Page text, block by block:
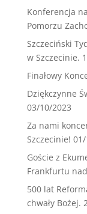
Konferencja
Pomorzu
Szczeciński
w Szczecinie.
Finałowy
Dziękczynne
03/10/2023
Za nami
Szczecinie!
Goście z
Frankfurtu
500 lat
chwały Bożej.